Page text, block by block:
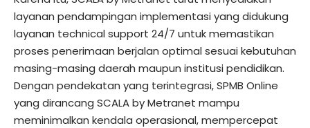
layanan pendampingan implementasi yang didukung
layanan technical support 24/7 untuk memastikan
proses penerimaan berjalan optimal sesuai kebutuhan
masing-masing daerah maupun institusi pendidikan.
Dengan pendekatan yang terintegrasi, SPMB Online
yang dirancang SCALA by Metranet mampu
meminimalkan kendala operasional, mempercepat